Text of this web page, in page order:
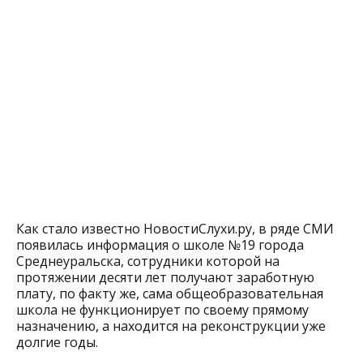
Как стало известно НовостиСлухи.ру, в ряде СМИ
появилась информация о школе №19 города
Среднеуральска, сотрудники которой на
протяжении десяти лет получают заработную
плату, по факту же, сама общеобразовательная
школа не функционирует по своему прямому
назначению, а находится на реконструкции уже
долгие годы.